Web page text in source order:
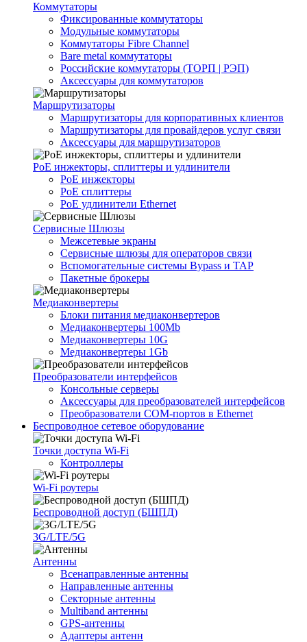
Коммутаторы
Фиксированные коммутаторы
Модульные коммутаторы
Коммутаторы Fibre Channel
Bare metal коммутаторы
Российские коммутаторы (ТОРП | РЭП)
Аксессуары для коммутаторов
Маршрутизаторы
Маршрутизаторы для корпоративных клиентов
Маршрутизаторы для провайдеров услуг связи
Аксессуары для маршрутизаторов
PoE инжекторы, сплиттеры и удлинители
PoE инжекторы
PoE сплиттеры
PoE удлинители Ethernet
Сервисные Шлюзы
Межсетевые экраны
Сервисные шлюзы для операторов связи
Вспомогательные системы Bypass и TAP
Пакетные брокеры
Медиаконвертеры
Блоки питания медиаконвертеров
Медиаконвертеры 100Mb
Медиаконвертеры 10G
Медиаконвертеры 1Gb
Преобразователи интерфейсов
Консольные серверы
Аксессуары для преобразователей интерфейсов
Преобразователи COM-портов в Ethernet
Беспроводное сетевое оборудование
Точки доступа Wi-Fi
Контроллеры
Wi-Fi роутеры
Беспроводной доступ (БШПД)
3G/LTE/5G
Антенны
Всенаправленные антенны
Направленные антенны
Секторные антенны
Multiband антенны
GPS-антенны
Адаптеры антенн